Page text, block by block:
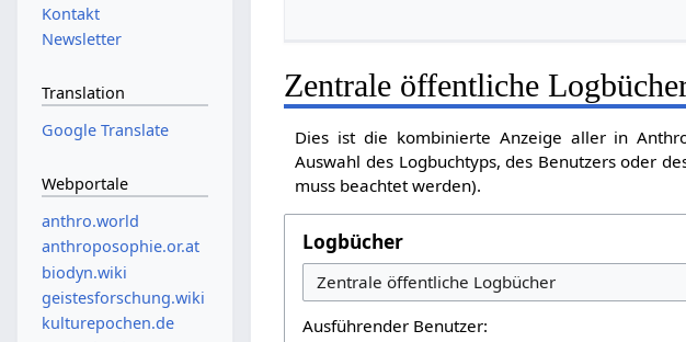
Zentrale öffentliche
Dies ist die kombinierte Anzeige aller in
Auswahl des Logbuchtyps, des Benutzers oder
muss beachtet werden).
Logbücher
Ausführender Benutzer:
Kontakt
Newsletter
Translation
Google Translate
Webportale
anthro.world
anthroposophie.or.at
biodyn.wiki
geistesforschung.wiki
kulturepochen.de